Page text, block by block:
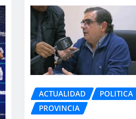
ACTUALIDAD
POLITICA
PROVINCIA